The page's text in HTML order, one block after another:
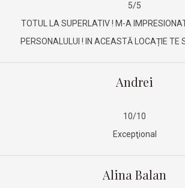
5/5
TOTUL LA SUPERLATIV ! M-A
PERSONALULUI ! IN ACEASTĂ LOCAȚIE TE
Andrei
10/10
Excepţional
Alina Balan